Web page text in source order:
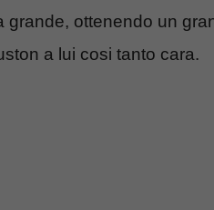
grande, ottenendo un
a lui cosi tanto cara.